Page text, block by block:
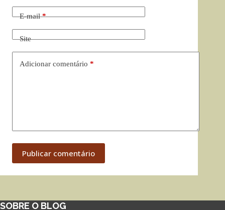
E-mail*
Site
Adicionar comentário *
Publicar comentário
SOBRE O BLOG